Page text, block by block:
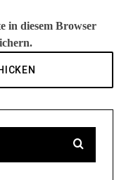
in diesem Browser